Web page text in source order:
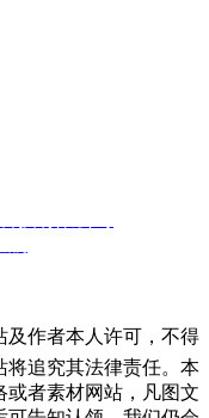
及作者本人许可，不得
将追究其法律责任。本
或者素材网站，凡图文